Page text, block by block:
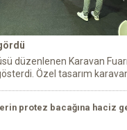
düzenlenen Karavan
Özel tasarım
protez bacağına haciz